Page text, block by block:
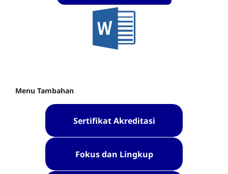
Menu Tambahan
Sertifikat Akreditasi
Fokus dan Lingkup